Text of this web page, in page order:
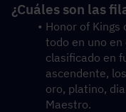
¿Cuáles son las
Honor of
todo en uno
clasificado en
ascendente,
oro, platino,
Maestro.